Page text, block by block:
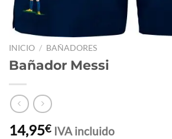
INICIO / BAÑADORES
Bañador Messi
14,95€ IVA incluido